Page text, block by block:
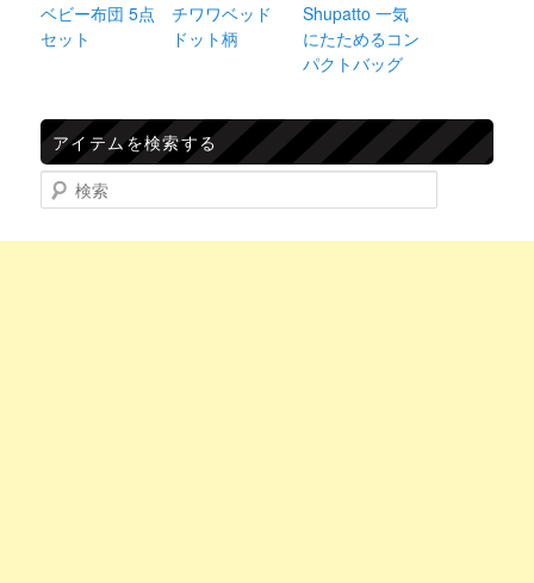
ベビー布団 5点
セット
チワワベッド
ドット柄
Shupatto 一気
にたためるコン
パクトバッグ
アイテムを検索する
検索